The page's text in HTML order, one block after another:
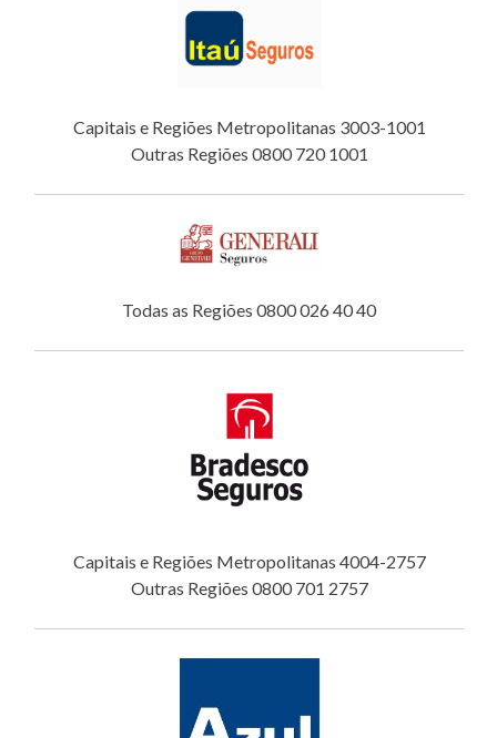
Capitais e Regiões Metropolitanas 3003-1001
Outras Regiões 0800 720 1001
Todas as Regiões 0800 026 40 40
Capitais e Regiões Metropolitanas 4004-2757
Outras Regiões 0800 701 2757